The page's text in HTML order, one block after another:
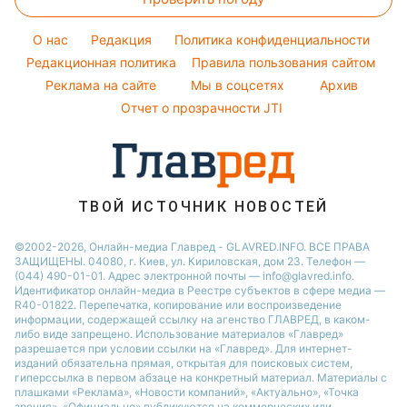
Настя Каменских
Виталий Козловский
Потап
Новости Тернополя
Новости Черкассы
Новости Житомира
Новости Одессы
Новости Запорожья
Модные ошибки
Новости моды
Советы от Андре Тана
Оптические иллюзии
Народные приметы
Все о шоу-бизнесе
O нас Редакция
Политика конфиденциальности
Редакционная политика
Правила пользования сайтом
Реклама на сайте
Мы в соцсетях
Архив
Отчет о прозрачности JTI
ТВОЙ ИСТОЧНИК НОВОСТЕЙ
©2002-2026, Онлайн-медиа Главред - GLAVRED.INFO. ВСЕ ПРАВА
ЗАЩИЩЕНЫ. 04080, г. Киев, ул. Кириловская, дом 23. Телефон —
(044) 490-01-01. Адрес электронной почты — info@glavred.info.
Идентификатор онлайн-медиа в Реестре cубъектов в сфере медиа —
R40-01822. Перепечатка, копирование или воспроизведение
информации, содержащей ссылку на агенство ГЛАВРЕД, в каком-
либо виде запрещено. Использование материалов «Главред»
разрешается при условии ссылки на «Главред». Для интернет-
изданий обязательна прямая, открытая для поисковых систем,
гиперссылка в первом абзаце на конкретный материал. Материалы с
плашками «Реклама», «Новости компаний», «Актуально», «Точка